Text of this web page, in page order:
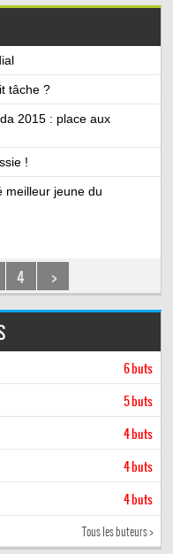
tâche ?
2015 : place aux
!
meilleur jeune du
4 >
6 buts
5 buts
4 buts
4 buts
4 buts
Tous les buteurs >